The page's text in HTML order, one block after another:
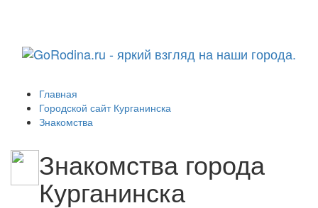
Главная
Городской сайт Курганинска
Знакомства
Знакомства города
Курганинска